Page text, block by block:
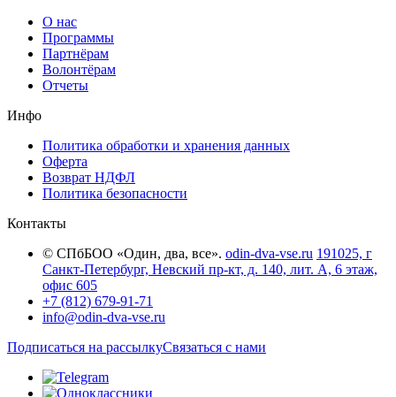
О нас
Программы
Партнёрам
Волонтёрам
Отчеты
Инфо
Политика обработки и хранения данных
Оферта
Возврат НДФЛ
Политика безопасности
Контакты
© СПбБОО «Один, два, все». odin-dva-vse.ru 191025, г
Санкт-Петербург, Невский пр-кт, д. 140, лит. А, 6 этаж,
офис 605
+7 (812) 679-91-71
info@odin-dva-vse.ru
Подписаться на рассылкуСвязаться с нами